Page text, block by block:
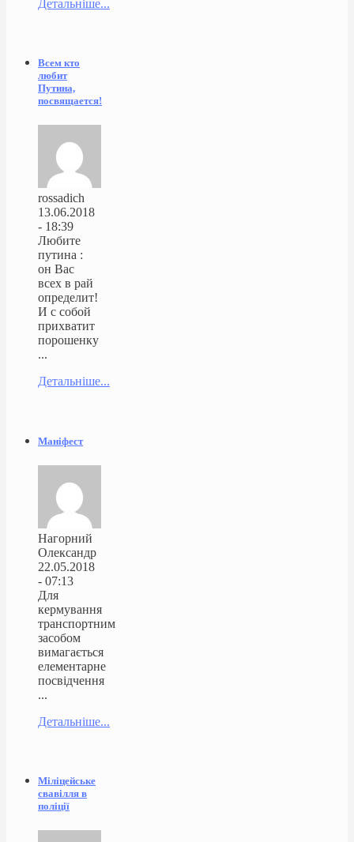
Детальніше...
Всем кто
любит
Путина,
посвящается!
rossadich
13.06.2018
- 18:39
Любите
путина :
он Вас
всех в рай
определит!
И с собой
прихватит
порошенку
...
Детальніше...
Маніфест
Нагорний
Олександр
22.05.2018
- 07:13
Для
кермування
транспортним
засобом
вимагається
елементарне
посвідчення
...
Детальніше...
Міліцейське
свавілля в
поліції